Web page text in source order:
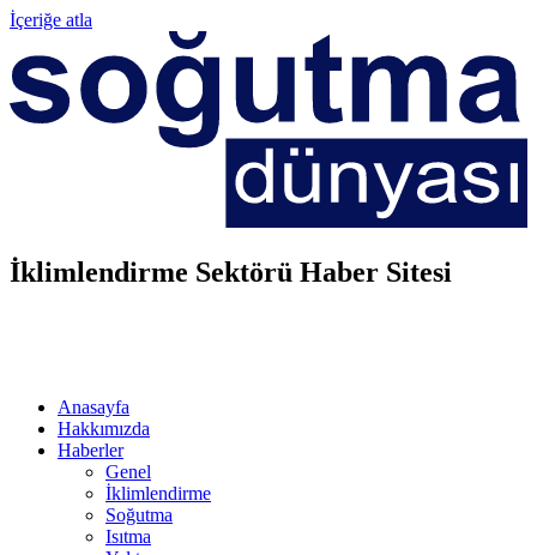
İçeriğe atla
İklimlendirme Sektörü Haber Sitesi
Anasayfa
Hakkımızda
Haberler
Genel
İklimlendirme
Soğutma
Isıtma